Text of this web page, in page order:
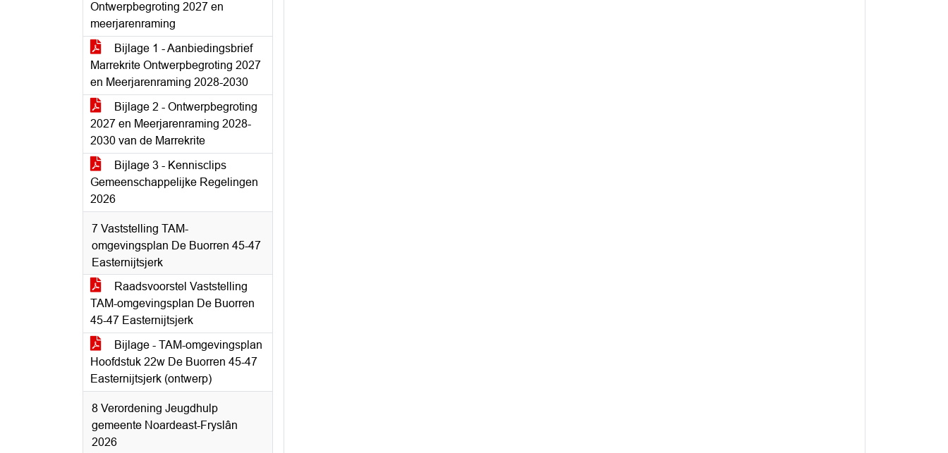
Ontwerpbegroting 2027 en
meerjarenraming
Bijlage 1 - Aanbiedingsbrief
Marrekrite Ontwerpbegroting 2027
en Meerjarenraming 2028-2030
Bijlage 2 - Ontwerpbegroting
2027 en Meerjarenraming 2028-
2030 van de Marrekrite
Bijlage 3 - Kennisclips
Gemeenschappelijke Regelingen
2026
7 Vaststelling TAM-
omgevingsplan De Buorren 45-47
Easternijtsjerk
Raadsvoorstel Vaststelling
TAM-omgevingsplan De Buorren
45-47 Easternijtsjerk
Bijlage - TAM-omgevingsplan
Hoofdstuk 22w De Buorren 45-47
Easternijtsjerk (ontwerp)
8 Verordening Jeugdhulp
gemeente Noardeast-Fryslân
2026